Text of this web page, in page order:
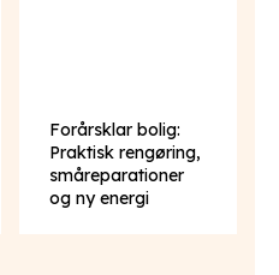
Forårsklar bolig:
Praktisk rengøring,
småreparationer
og ny energi